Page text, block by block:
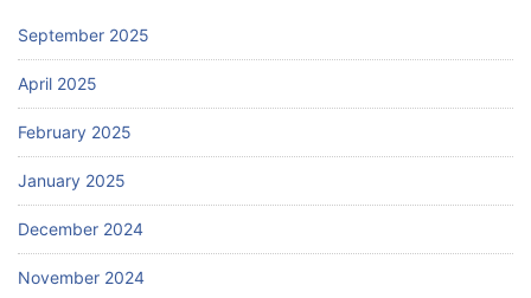
September 2025
April 2025
February 2025
January 2025
December 2024
November 2024